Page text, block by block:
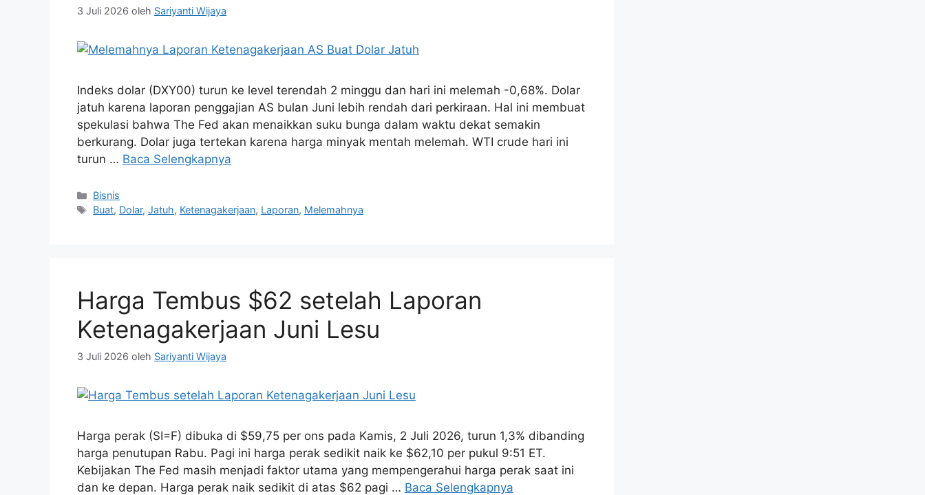
3 Juli 2026 oleh Sariyanti Wijaya
Indeks dolar (DXY00) turun ke level terendah 2 minggu dan hari ini melemah -0,68%. Dolar
jatuh karena laporan penggajian AS bulan Juni lebih rendah dari perkiraan. Hal ini membuat
spekulasi bahwa The Fed akan menaikkan suku bunga dalam waktu dekat semakin
berkurang. Dolar juga tertekan karena harga minyak mentah melemah. WTI crude hari ini
turun … Baca Selengkapnya
Kategori
Bisnis
Tag
Buat, Dolar,Jatuh, Ketenagakerjaan, Laporan, Melemahnya
Harga Tembus $62 setelah Laporan
Ketenagakerjaan Juni Lesu
3 Juli 2026 oleh Sariyanti Wijaya
Harga perak (SI=F) dibuka di $59,75 per ons pada Kamis, 2 Juli 2026, turun 1,3% dibanding
harga penutupan Rabu. Pagi ini harga perak sedikit naik ke $62,10 per pukul 9:51 ET.
Kebijakan The Fed masih menjadi faktor utama yang mempengerahui harga perak saat ini
dan ke depan. Harga perak naik sedikit di atas $62 pagi … Baca Selengkapnya